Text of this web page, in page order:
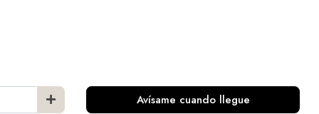
Avísame cuando llegue